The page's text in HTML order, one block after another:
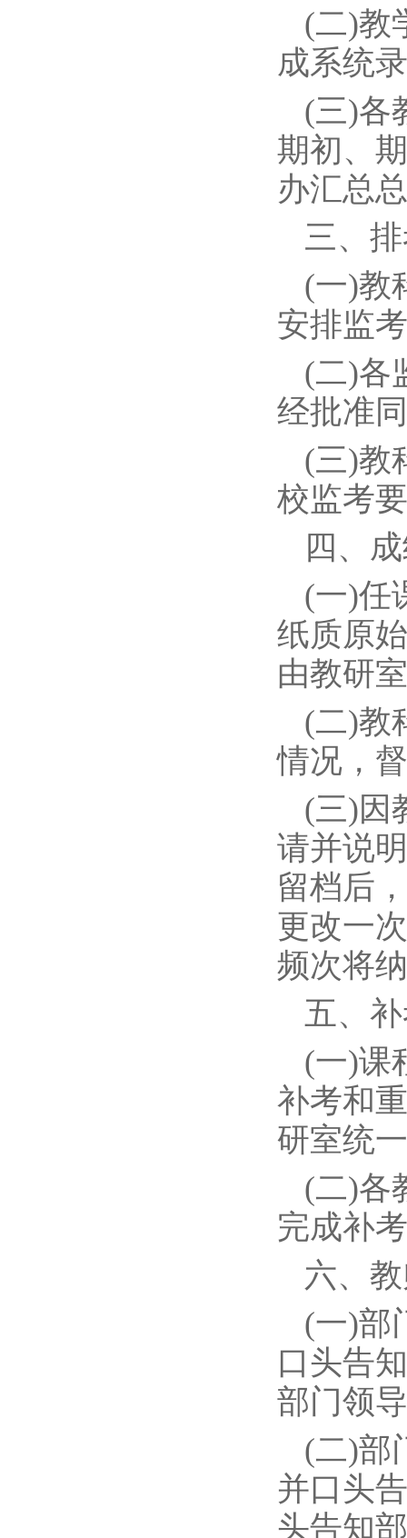
(二)教
成系统
(三)各
期初、
办汇总
三、
(一)教
安排监
(二)各
经批准
(三)教
校监考
四、
(一)任
纸质原
由教研
(二)教
情况，
(三)因
请并说
留档后
更改一
频次将
五、
(一)课
补考和
研室统
(二)各
完成补
六、
(一)部
口头告
部门领
(二)部
并口头
头告知